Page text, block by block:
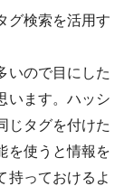
グ検索を活用す
いので目にした
います。ハッシ
じタグを付けた
を使うと情報を
持っておけるよ